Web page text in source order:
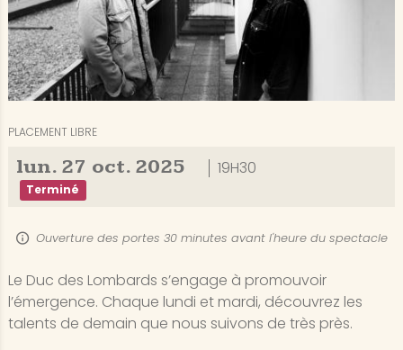
PLACEMENT LIBRE
lun. 27 oct. 2025 19H30
Terminé
Ouverture des portes 30 minutes avant l'heure du spectacle
Le Duc des Lombards s’engage à promouvoir
l’émergence. Chaque lundi et mardi, découvrez les
talents de demain que nous suivons de très près.